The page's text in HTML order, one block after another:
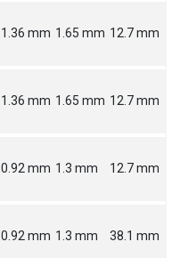
1.36 mm 1.65 mm 12.7 mm
1.36 mm 1.65 mm 12.7 mm
0.92 mm 1.3 mm 12.7 mm
0.92 mm 1.3 mm 38.1 mm